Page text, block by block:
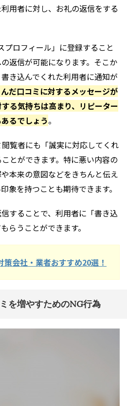
用者に対し、お礼の返信をする
ロフィール」に登録すること
返信が可能になります。そこか
き込んでくれた利用者に通知が
だ口コミに対するメッセージが
る気持ちは高まり、リピーター
るでしょう。
覧者にも「誠実に対応してくれ
とができます。特に悪い内容の
本来の意図などをきちんと伝え
象を持つことも期待できます。
することで、利用者に「書き込
らうことができます。
会社・業者おすすめ20選！
を増やすためのNG行為